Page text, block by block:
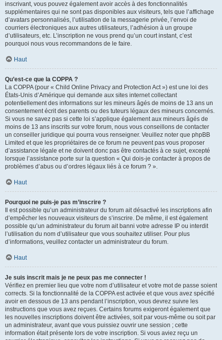
inscrivant, vous pouvez également avoir accès à des fonctionnalités
supplémentaires qui ne sont pas disponibles aux visiteurs, tels que l’affichage
d’avatars personnalisés, l’utilisation de la messagerie privée, l’envoi de
courriers électroniques aux autres utilisateurs, l’adhésion à un groupe
d’utilisateurs, etc. L’inscription ne vous prend qu’un court instant, c’est
pourquoi nous vous recommandons de le faire.
Haut
Qu’est-ce que la COPPA ?
La COPPA (pour « Child Online Privacy and Protection Act ») est une loi des
États-Unis d’Amérique qui demande aux sites internet collectant
potentiellement des informations sur les mineurs âgés de moins de 13 ans un
consentement écrit des parents ou des tuteurs légaux des mineurs concernés.
Si vous ne savez pas si cette loi s’applique également aux mineurs âgés de
moins de 13 ans inscrits sur votre forum, nous vous conseillons de contacter
un conseiller juridique qui pourra vous renseigner. Veuillez noter que phpBB
Limited et que les propriétaires de ce forum ne peuvent pas vous proposer
d’assistance légale et ne doivent donc pas être contactés à ce sujet, excepté
lorsque l’assistance porte sur la question « Qui dois-je contacter à propos de
problèmes d’abus ou d’ordres légaux liés à ce forum ? ».
Haut
Pourquoi ne puis-je pas m’inscrire ?
Il est possible qu’un administrateur du forum ait désactivé les inscriptions afin
d’empêcher les nouveaux visiteurs de s’inscrire. De même, il est également
possible qu’un administrateur du forum ait banni votre adresse IP ou interdit
l’utilisation du nom d’utilisateur que vous souhaitez utiliser. Pour plus
d’informations, veuillez contacter un administrateur du forum.
Haut
Je suis inscrit mais je ne peux pas me connecter !
Vérifiez en premier lieu que votre nom d’utilisateur et votre mot de passe soient
corrects. Si la fonctionnalité de la COPPA est activée et que vous avez spécifié
avoir en dessous de 13 ans pendant l’inscription, vous devrez suivre les
instructions que vous avez reçues. Certains forums exigeront également que
les nouvelles inscriptions doivent être activées, soit par vous-même ou soit par
un administrateur, avant que vous puissiez ouvrir une session ; cette
information était présente lors de votre inscription. Si vous aviez reçu un